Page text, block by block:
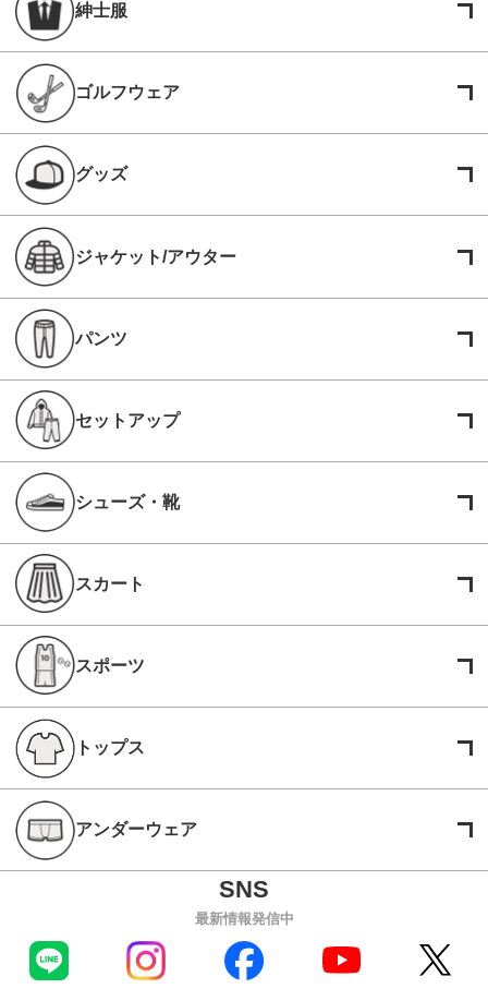
紳士服
ゴルフウェア
グッズ
ジャケット/アウター
パンツ
セットアップ
シューズ・靴
スカート
スポーツ
トップス
アンダーウェア
最新情報発信中